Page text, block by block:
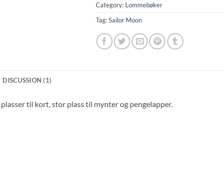
Category: Lommebøker
Tag:Sailor Moon
DISCUSSION (1)
til kort, stor plass til mynter og pengelapper.